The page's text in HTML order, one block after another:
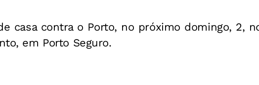
casa contra o Porto, no próximo domingo, 2,
em Porto Seguro.